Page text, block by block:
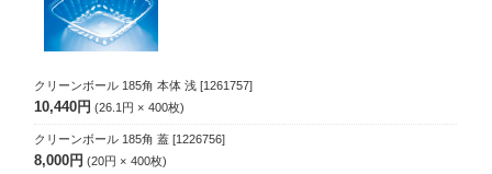
クリーンボール 185角 本体 浅 [1261757]
10,440円 26.1円 400枚
クリーンボール 185角 蓋 [1226756]
8,000円 20円 400枚